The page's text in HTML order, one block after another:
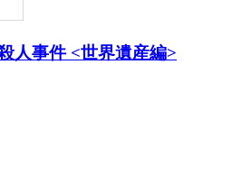
人事件 <世界遺産編>